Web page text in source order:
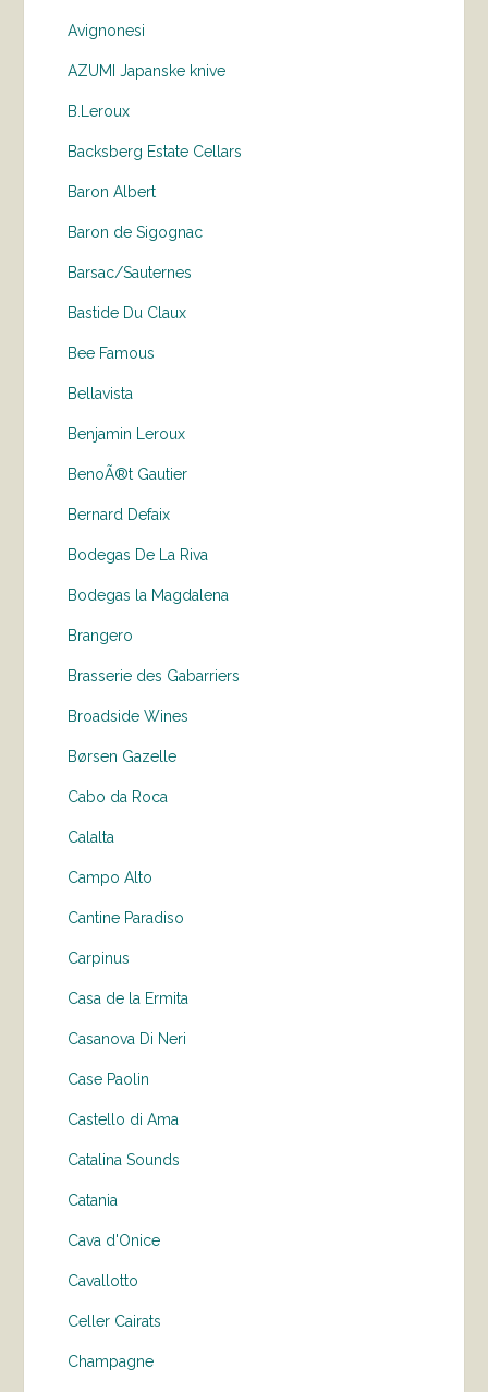
Avignonesi
AZUMI Japanske knive
B.Leroux
Backsberg Estate Cellars
Baron Albert
Baron de Sigognac
Barsac/Sauternes
Bastide Du Claux
Bee Famous
Bellavista
Benjamin Leroux
BenoÃ®t Gautier
Bernard Defaix
Bodegas De La Riva
Bodegas la Magdalena
Brangero
Brasserie des Gabarriers
Broadside Wines
Børsen Gazelle
Cabo da Roca
Calalta
Campo Alto
Cantine Paradiso
Carpinus
Casa de la Ermita
Casanova Di Neri
Case Paolin
Castello di Ama
Catalina Sounds
Catania
Cava d'Onice
Cavallotto
Celler Cairats
Champagne